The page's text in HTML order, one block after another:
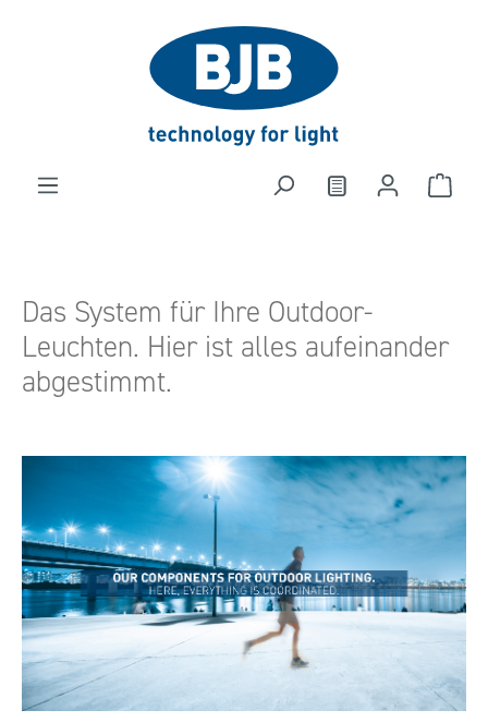
Das System für Ihre Outdoor-
Leuchten. Hier ist alles aufeinander
abgestimmt.